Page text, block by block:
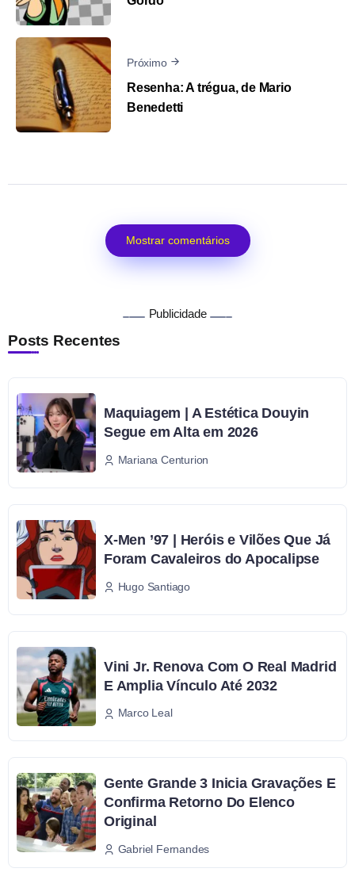
Próximo
Resenha: A trégua, de Mario
Benedetti
Mostrar comentários
Publicidade
Posts Recentes
Maquiagem | A Estética Douyin
Segue em Alta em 2026
Mariana Centurion
X-Men ’97 | Heróis e Vilões Que Já
Foram Cavaleiros do Apocalipse
Hugo Santiago
Vini Jr. Renova Com O Real Madrid
E Amplia Vínculo Até 2032
Marco Leal
Gente Grande 3 Inicia Gravações E
Confirma Retorno Do Elenco
Original
Gabriel Fernandes